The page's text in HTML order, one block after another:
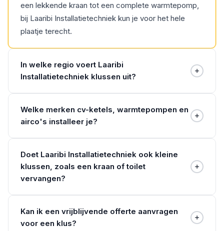
een lekkende kraan tot een complete warmtepomp,
bij Laaribi Installatietechniek kun je voor het hele
plaatje terecht.
In welke regio voert Laaribi
Installatietechniek klussen uit?
Utrecht, waaronder De Bilt, Zeist, Soest, Hilversum
en Amersfoort. Twijfel je of ik bij jou in de buurt kom?
Bel dan even via 030-2072538.
Welke merken cv-ketels, warmtepompen en
airco's installeer je?
ketels, warmtepompen en airco's. Ik zit nergens aan
vast, dus ik adviseer het merk en model dat het
beste bij jouw woning en budget past.
Doet Laaribi Installatietechniek ook kleine
klussen, zoals een kraan of toilet
vervangen?
ik ook het kleinere werk: een kraan vervangen, een
toilet of wastafel plaatsen, een buitenkraan of de
Kan ik een vrijblijvende offerte aanvragen
voor een klus?